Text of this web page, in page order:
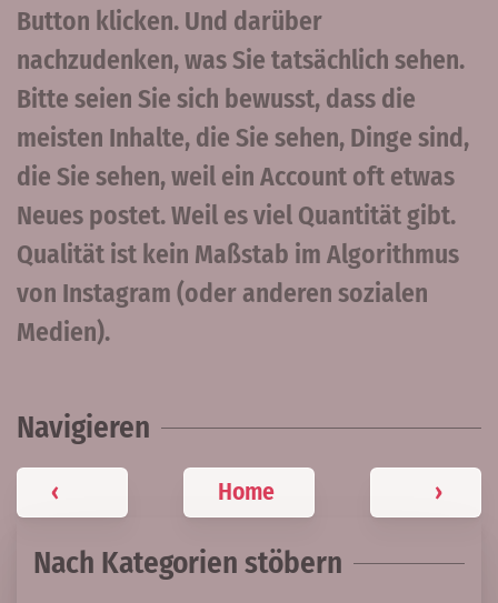
Button klicken. Und darüber
nachzudenken, was Sie tatsächlich sehen.
Bitte seien Sie sich bewusst, dass die
meisten Inhalte, die Sie sehen, Dinge sind,
die Sie sehen, weil ein Account oft etwas
Neues postet. Weil es viel Quantität gibt.
Qualität ist kein Maßstab im Algorithmus
von Instagram (oder anderen sozialen
Medien).
Navigieren
‹ Home ›
Nach Kategorien stöbern